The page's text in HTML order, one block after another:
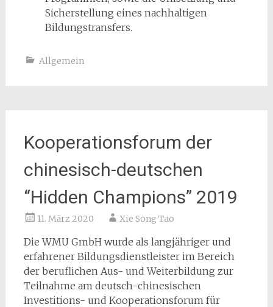
Sicherstellung eines nachhaltigen
Bildungstransfers.
Allgemein
Kooperationsforum der
chinesisch-deutschen
“Hidden Champions” 2019
11. März 2020 Xie Song Tao
Die WMU GmbH wurde als langjähriger und
erfahrener Bildungsdienstleister im Bereich
der beruflichen Aus- und Weiterbildung zur
Teilnahme am deutsch-chinesischen
Investitions- und Kooperationsforum für